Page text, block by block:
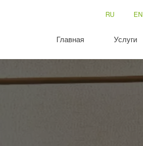
RU EN
Главная Услуги